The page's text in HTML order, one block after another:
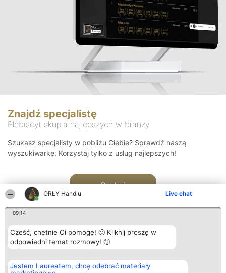
ORŁY Handlu Live chat
09:14
Cześć, chętnie Ci pomogę! 🙂 Kliknij proszę w
odpowiedni temat rozmowy! 🙂
Jestem Laureatem, chcę odebrać materiały
Znajdź specjalistę
Plebiscyt skupia najlepszych w branży
Szukasz specjalisty w pobliżu Ciebie? Sprawdź naszą
wyszukiwarkę. Korzystaj tylko z usług najlepszych!
Szukaj
Organizator plebiscytu
Bright Side Solutions sp. z o.
Plebiscyt
Laureaci
Kontakt
Kontakt